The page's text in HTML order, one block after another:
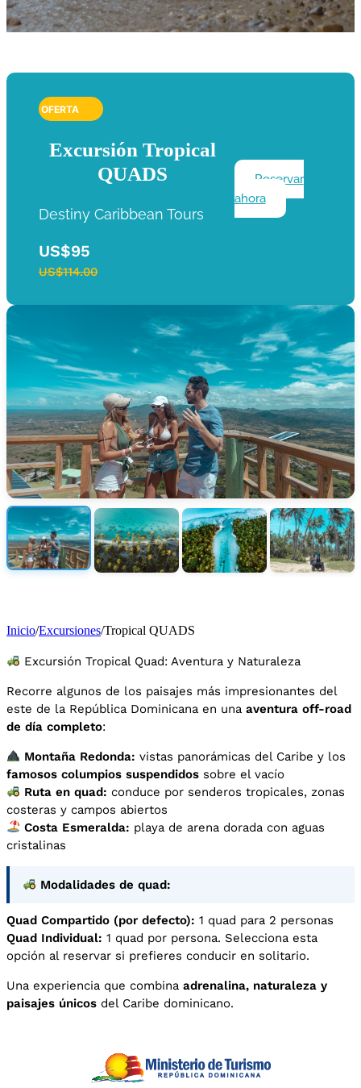
OFERTA
Excursión Tropical
QUADS
Destiny Caribbean Tours
US$95
US$114.00
Reservar
ahora
Inicio/Excursiones/Tropical QUADS
Excursión Tropical Quad: Aventura y Naturaleza
Recorre algunos de los paisajes más impresionantes del
este de la República Dominicana en una aventura off-road
de día completo:
Montaña Redonda: vistas panorámicas del Caribe y los
famosos columpios suspendidos sobre el vacío
Ruta en quad: conduce por senderos tropicales, zonas
costeras y campos abiertos
Costa Esmeralda: playa de arena dorada con aguas
cristalinas
Modalidades de quad:
Quad Compartido (por defecto): 1 quad para 2 personas
Quad Individual: 1 quad por persona. Selecciona esta
opción al reservar si prefieres conducir en solitario.
Una experiencia que combina adrenalina, naturaleza y
paisajes únicos del Caribe dominicano.